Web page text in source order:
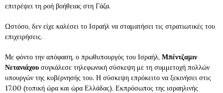
επιτρέψει τη ροή βοήθειας στη Γάζα.
Ωστόσο, δεν είχε καλέσει το Ισραήλ να σταματήσει τις στρατιωτικές του
επιχειρήσεις.
Με φόντο την απόφαση, ο πρωθυπουργός του Ισραήλ, Μπέντζαμιν
Νετανιάχου συγκάλεσε τηλεφωνική σύσκεψη με τη συμμετοχή πολλών
υπουργών της κυβέρνησής του. Η σύσκεψη επρόκειτο να ξεκινήσει στις
17.00 (τοπική ώρα και ώρα Ελλάδας). Εκπρόσωπος της ισραηλινής